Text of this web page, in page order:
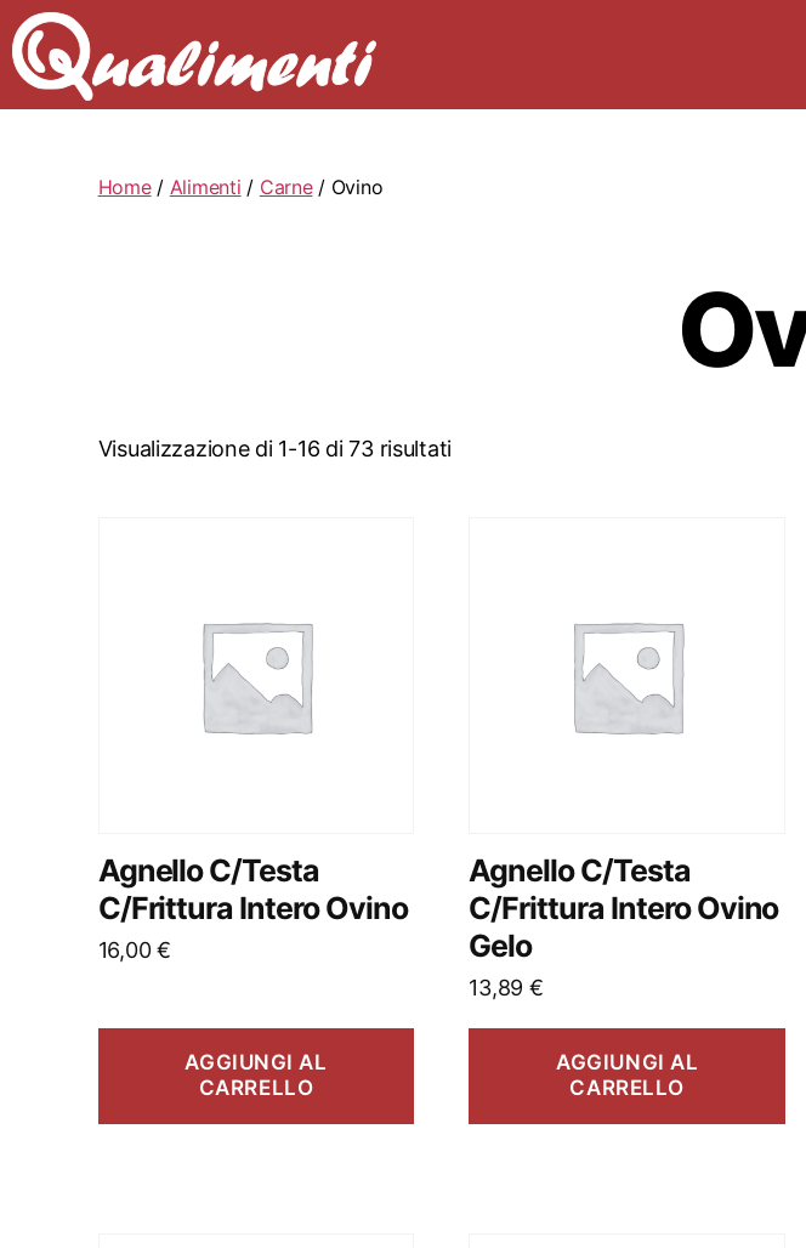
Home/ Alimenti / Carne/ Ovino
Visualizzazione di 1-16 di 73 risultati
Agnello C/Testa
C/Frittura Intero Ovino
16,00€
AGGIUNGI AL
CARRELLO
Agnello C/Testa
C/Frittura Intero Ovino
Gelo
13,89 €
AGGIUNGI AL
CARRELLO